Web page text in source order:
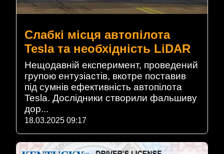
Cлабкі місця автопілота
Tesla та необхідність LiDAR
Нещодавній експеримент, проведений
групою ентузіастів, вкотре поставив
під сумнів ефективність автопілота
Tesla. Дослідники створили фальшиву
дор...
18.03.2025 09:17